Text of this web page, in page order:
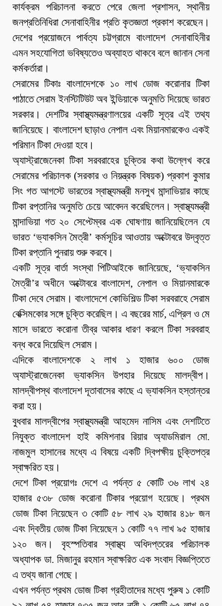
কার্যক্রম পরিচালনা করতে পেরে জেলা প্রশাসন, স্থানীয়
জনপ্রতিনিধিরা সেনাবাহিনীর প্রতি কৃতজ্ঞতা প্রকাশ করেছেন।
দেশের প্রয়োজনে পার্বত্য চট্টগ্রামে বাংলাদেশ সেনাবাহিনীর
এমন সহযোগিতা ভবিষ্যতেও অব্যাহত থাকবে বলে জানান সেনা
কর্মকর্তারা।
সেরামের টিকাঃ বাংলাদেশকে ১০ লাখ ডোজ করোনার টিকা
পাঠাতে সেরাম ইনস্টিটিউট অব ইন্ডিয়াকে অনুমতি দিয়েছে ভারত
সরকার। দেশটির স্বাস্থ্যমন্ত্রণালয়ের একটি সূত্র এই তথ্য
জানিয়েছে। বাংলাদেশ ছাড়াও নেপাল এবং মিয়ানমারকেও একই
পরিমান টিকা দেওয়া হবে।
অ্যাস্ট্রাজেনেকা টিকা সরবরাহের চুক্তির কথা উল্লেখ করে
সেরামের পরিচালক (সরকার ও নিয়ন্ত্রক বিষয়ক) প্রকাশ কুমার
সিং গত আগস্টে ভারতের স্বাস্থ্যমন্ত্রী মনসুখ মান্দাভিয়ার কাছে
টিকা রপ্তানির অনুমতি চেয়ে আবেদন করেছিলেন। স্বাস্থ্যমন্ত্রী
মান্দাভিয়া গত ২০ সেপ্টেম্বর এক ঘোষণায় জানিয়েছিলেন যে
ভারত ‘ভ্যাকসিন মৈত্রী’ কর্মসূচির আওতায় অক্টোবরে উদ্বৃত্ত
টিকা রপ্তানি পুনরায় শুরু করবে।
একটি সূত্র বার্তা সংস্থা পিটিআইকে জানিয়েছে, ‘ভ্যাকসিন
মৈত্রী’র অধীনে অক্টোবরে বাংলাদেশ, নেপাল ও মিয়ানমারকে
টিকা দেবে সেরাম। বাংলাদেশে কোভিশিল্ড টিকা সরবরাহে সেরাম
বেক্সিমকোর সঙ্গে চুক্তি করেছিল। এ বছরের মার্চ, এপ্রিল ও মে
মাসে ভারতে করোনা তীব্র আকার ধারণ করলে টিকা সরবরাহ
বন্ধ করে দিয়েছিল সেরাম।
এদিকে বাংলাদেশকে ২ লাখ ১ হাজার ৬০০ ডোজ
অ্যাস্ট্রাজেনেকা ভ্যাকসিন উপহার দিয়েছে মালদ্বীপ।
মালদ্বীপস্থ বাংলাদেশ দূতাবাসের কাছে এ ভ্যাকসিন হস্তান্তর
করা হয়।
বুধবার মালদ্বীপের স্বাস্থ্যমন্ত্রী আহমেদ নাসিম এবং দেশটিতে
নিযুক্ত বাংলাদেশ হাই কমিশনার রিয়ার অ্যাডমিরাল মো.
নাজমুল হাসানের মধ্যে এ বিষয়ে একটি দ্বিপক্ষীয় চুক্তিপত্র
স্বাক্ষরিত হয়।
দেশে টিকা প্রয়োগঃ দেশে এ পর্যন্ত ৫ কোটি ৩৬ লাখ ২৪
হাজার ৫৩৮ ডোজ করোনা টিকার প্রয়োগ হয়েছে। প্রথম
ডোজ টিকা নিয়েছেন ৩ কোটি ৫৮ লাখ ২৯ হাজার ৪১৮ জন
এবং দ্বিতীয় ডোজ টিকা নিয়েছেন ১ কোটি ৭৭ লাখ ৯৫ হাজার
১২০ জন। বৃহস্পতিবার স্বাস্থ্য অধিদপ্তরের পরিচালক
অধ্যাপক ডা. মিজানুর রহমান স্বাক্ষরিত এক সংবাদ বিজ্ঞপ্তিতে
এ তথ্য জানা গেছে।
এখন পর্যন্ত প্রথম ডোজ টিকা গ্রহীতাদের মধ্যে পুরুষ ১ কোটি